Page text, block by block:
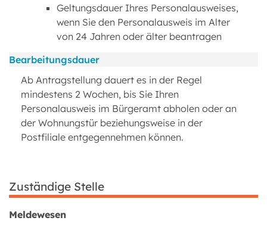
Geltungsdauer Ihres Personalausweises,
wenn Sie den Personalausweis im Alter
von 24 Jahren oder älter beantragen
Bearbeitungsdauer
Ab Antragstellung dauert es in der Regel
mindestens 2 Wochen, bis Sie Ihren
Personalausweis im Bürgeramt abholen oder an
der Wohnungstür beziehungsweise in der
Postfiliale entgegennehmen können.
Zuständige Stelle
Meldewesen